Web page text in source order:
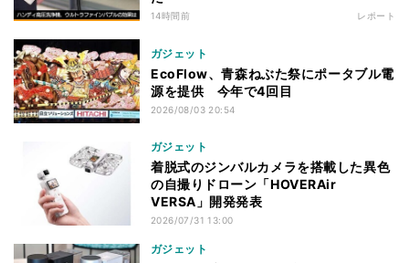
14時間前 レポート
ガジェット
EcoFlow、青森ねぶた祭にポータブル電
源を提供 今年で4回目
2026/08/03 20:54
ガジェット
着脱式のジンバルカメラを搭載した異色
の自撮りドローン「HOVERAir
VERSA」開発発表
2026/07/31 13:00
ガジェット